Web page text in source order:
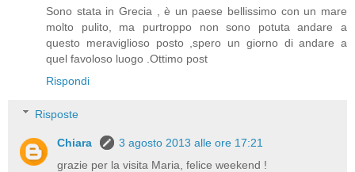
Sono stata in Grecia , è un paese bellissimo con un mare
molto pulito, ma purtroppo non sono potuta andare a
questo meraviglioso posto ,spero un giorno di andare a
quel favoloso luogo .Ottimo post
Rispondi
Risposte
Chiara
3 agosto 2013 alle ore 17:21
grazie per la visita Maria, felice weekend !